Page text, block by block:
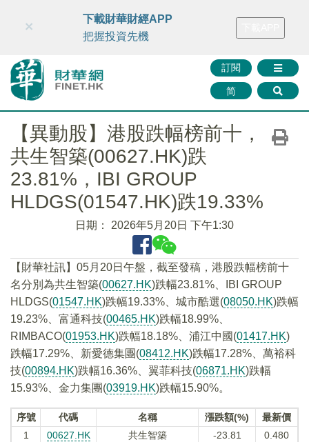
財華智庫網 FINTV FINMETA 財華證券 媒體矩陣
訂閱
简
×
下載財華財經APP
把握投資先機
【異動股】港股跌幅榜前十，
共生智築(00627.HK)跌
23.81%，IBI GROUP
HLDGS(01547.HK)跌19.33%
日期： 2026年5月20日 下午1:30
【財華社訊】05月20日午盤，截至發稿，港股跌幅榜前十
名分別為共生智築(00627.HK)跌幅23.81%、IBI GROUP
HLDGS(01547.HK)跌幅19.33%、城市酷選(08050.HK)跌幅
19.23%、富通科技(00465.HK)跌幅18.99%、
RIMBACO(01953.HK)跌幅18.18%、浦江中國(01417.HK)
跌幅17.29%、新愛德集團(08412.HK)跌幅17.28%、萬裕科
技(00894.HK)跌幅16.36%、翼菲科技(06871.HK)跌幅
15.93%、金力集團(03919.HK)跌幅15.90%。
序號 代碼 名稱 漲跌額(%)
最新價
1
00627.HK 共生智築 -23.81
0.480